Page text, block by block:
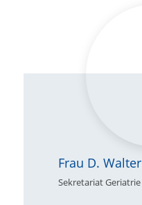
Frau D. Walter
Sekretariat Geriatrie